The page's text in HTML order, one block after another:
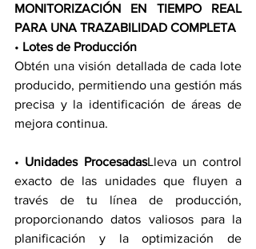
MONITORIZACIÓN EN TIEMPO REAL
PARA UNA TRAZABILIDAD COMPLETA
• Lotes de Producción
Obtén una visión detallada de cada lote
producido, permitiendo una gestión más
precisa y la identificación de áreas de
mejora continua.
• Unidades ProcesadasLleva un control
exacto de las unidades que fluyen a
través de tu línea de producción,
proporcionando datos valiosos para la
planificación y la optimización de